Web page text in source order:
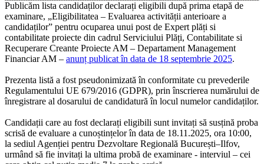
Publicăm lista candidaților declarați eligibili după prima etapă de
examinare, „Eligibilitatea – Evaluarea activității anterioare a
candidaților” pentru ocuparea unui post de Expert plăți si
contabilitate proiecte din cadrul Serviciului Plăți, Contabilitate si
Recuperare Creante Proiecte AM – Departament Management
Financiar AM – anunț publicat în data de 18 septembrie 2025.
Prezenta listă a fost pseudonimizată în conformitate cu prevederile
Regulamentului UE 679/2016 (GDPR), prin înscrierea numărului de
înregistrare al dosarului de candidatură în locul numelor candidaților.
Candidații care au fost declarați eligibili sunt invitați să susțină proba
scrisă de evaluare a cunoștințelor în data de 18.11.2025, ora 10:00,
la sediul Agenției pentru Dezvoltare Regională București–Ilfov,
urmând să fie invitați la ultima probă de examinare - interviul – cei